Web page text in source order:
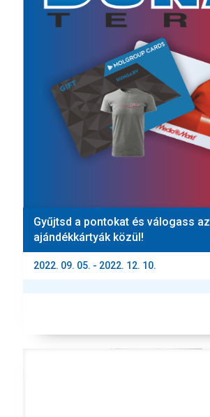
Gyűjtsd a pontokat és válogass az
ajándékkártyák közül!
2022. 09. 05. - 2022. 12. 10.